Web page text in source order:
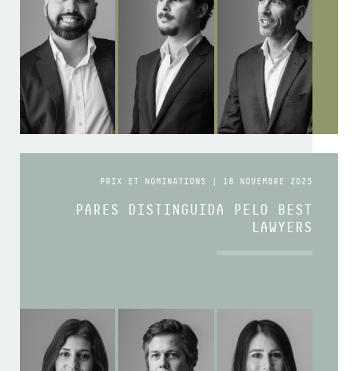
PRIX ET NOMINATIONS | 18 NOVEMBRE 2025
PARES DISTINGUIDA PELO BEST
LAWYERS